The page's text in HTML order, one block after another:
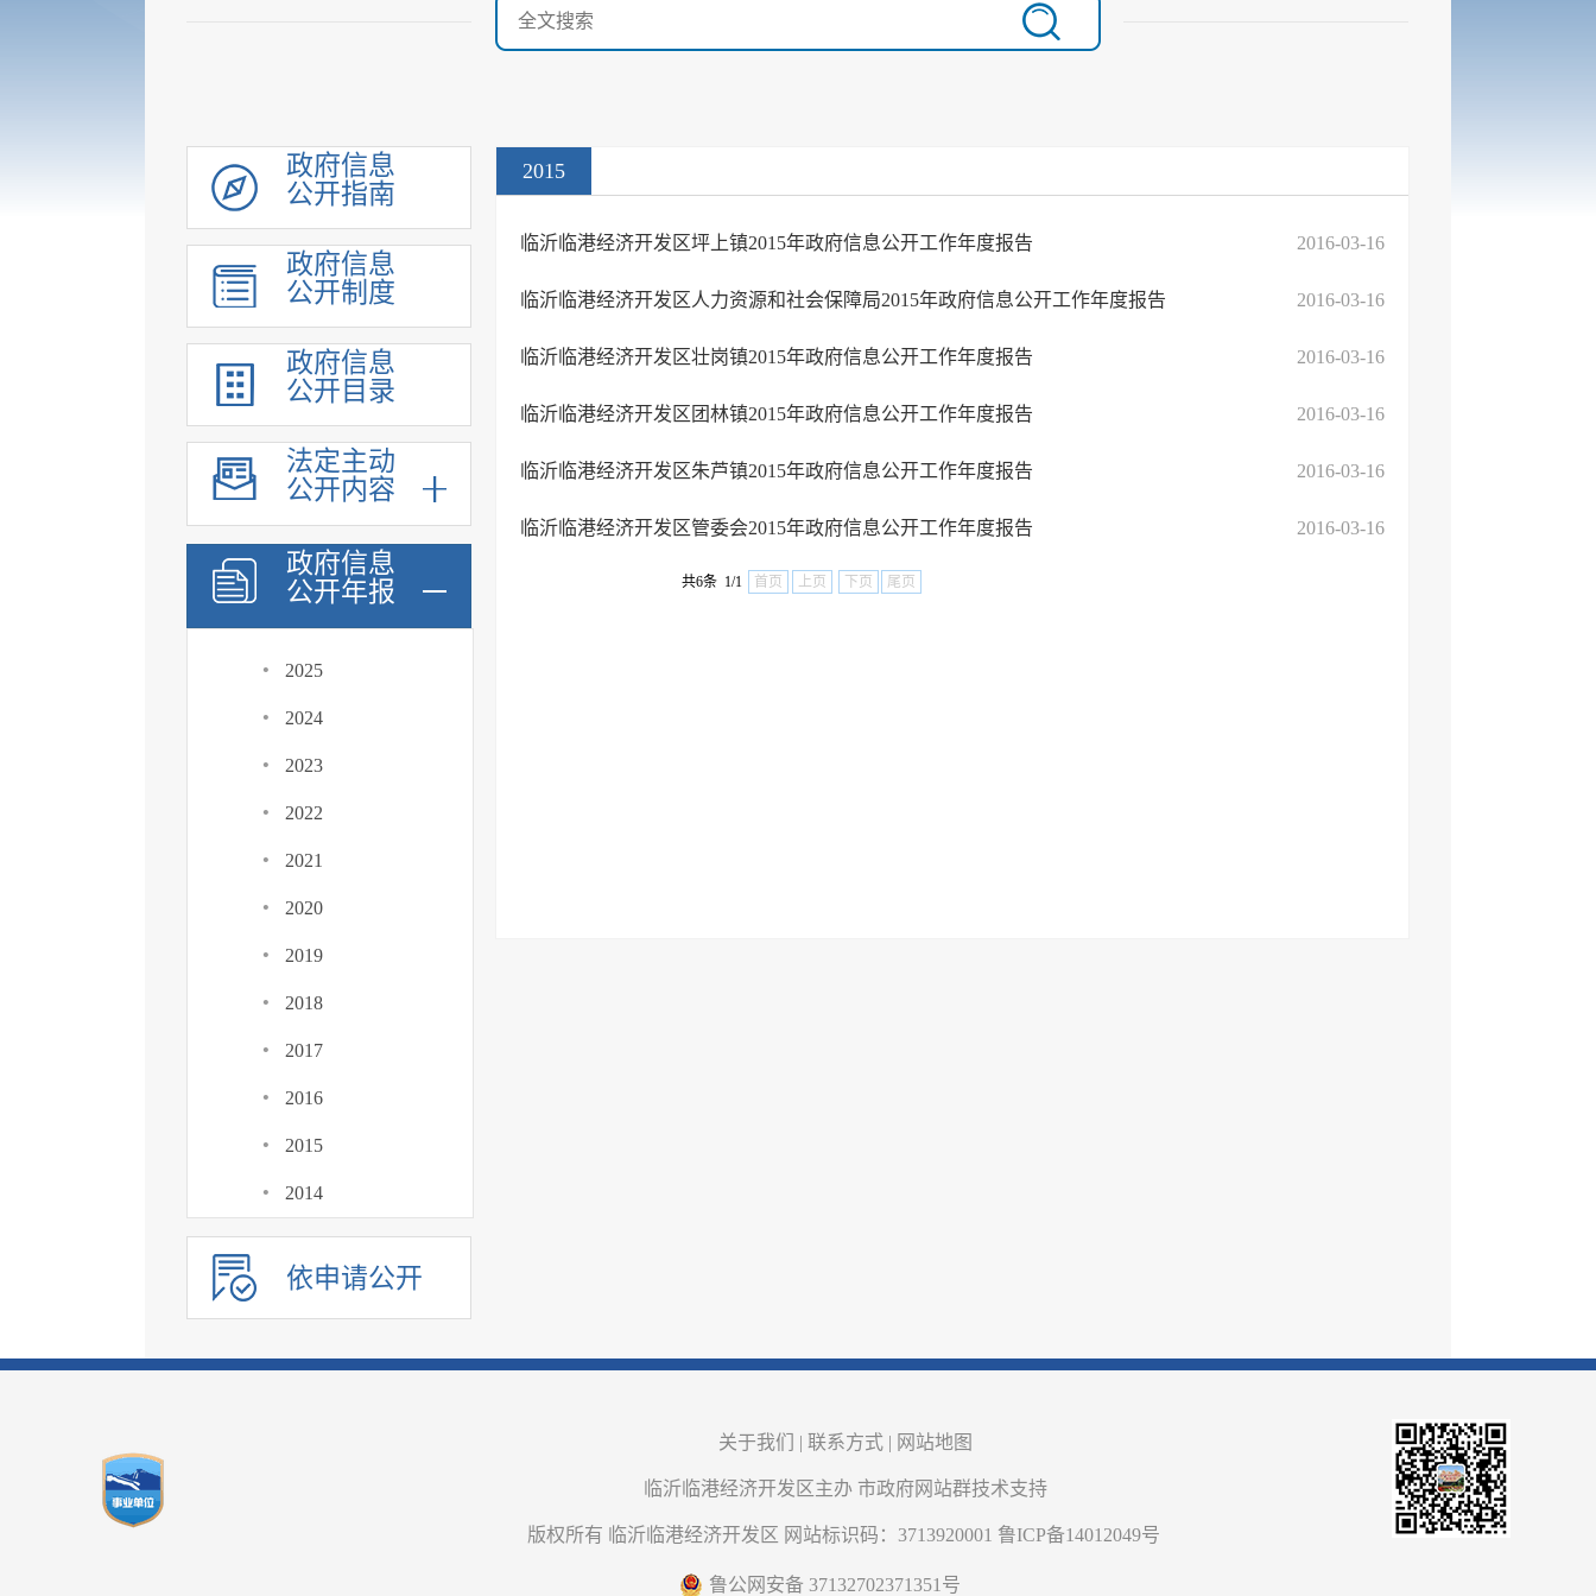
政府信息
公开指南
政府信息
公开制度
政府信息
公开目录
法定主动
公开内容
政府信息
公开年报
· 2025
· 2024
· 2023
· 2022
· 2021
· 2020
· 2019
· 2018
· 2017
· 2016
· 2015
· 2014
依申请公开
2015
临沂临港经济开发区坪上镇2015年政府信息公开工作年度报告 2016-03-16
临沂临港经济开发区人力资源和社会保障局2015年政府信息公开工作年度报告 2016-03-16
临沂临港经济开发区壮岗镇2015年政府信息公开工作年度报告 2016-03-16
临沂临港经济开发区团林镇2015年政府信息公开工作年度报告 2016-03-16
临沂临港经济开发区朱芦镇2015年政府信息公开工作年度报告 2016-03-16
临沂临港经济开发区管委会2015年政府信息公开工作年度报告 2016-03-16
共6条 1/1 首页 上页 下页 尾页
关于我们 | 联系方式 | 网站地图
临沂临港经济开发区主办 市政府网站群技术支持
版权所有 临沂临港经济开发区 网站标识码：3713920001 鲁ICP备14012049号
鲁公网安备 37132702371351号